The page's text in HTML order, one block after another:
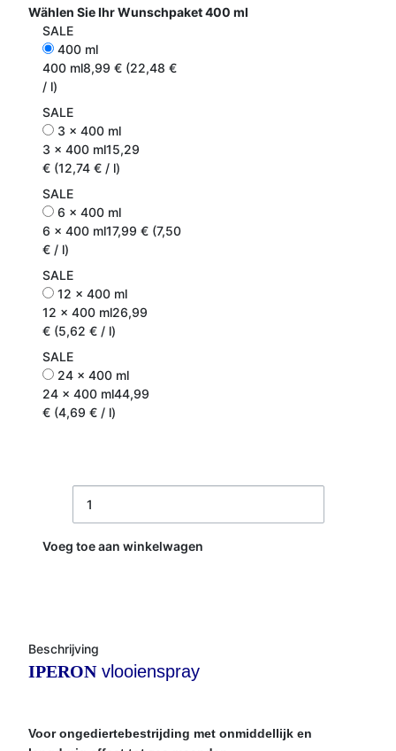
Wählen Sie Ihr Wunschpaket400 ml
SALE
400 ml
400 ml8,99 € (22,48 €
/ l)
SALE
3 x 400 ml
3 x 400 ml15,29
€ (12,74 € / l)
SALE
6 x 400 ml
6 x 400 ml17,99 € (7,50
€ / l)
SALE
12 x 400 ml
12 x 400 ml26,99
€ (5,62 € / l)
SALE
24 x 400 ml
24 x 400 ml44,99
€ (4,69 € / l)
Voeg toe aan winkelwagen
Beschrijving
IPERON vlooienspray
Voor ongediertebestrijding met onmiddellijk en